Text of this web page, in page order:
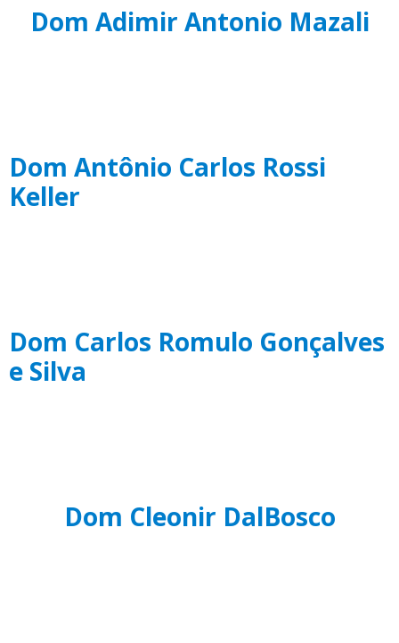
Dom Adimir Antonio Mazali
Dom Antônio Carlos Rossi
Keller
Dom Carlos Romulo Gonçalves
e Silva
Dom Cleonir DalBosco